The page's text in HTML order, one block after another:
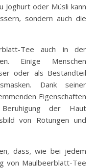
Joghurt oder Müsli kann
sondern auch die
Tee auch in der
Einige Menschen
oder als Bestandteil
Dank seiner
Eigenschaften
der Haut
von Rötungen und
dass, wie bei jedem
von Maulbeerblatt-Tee